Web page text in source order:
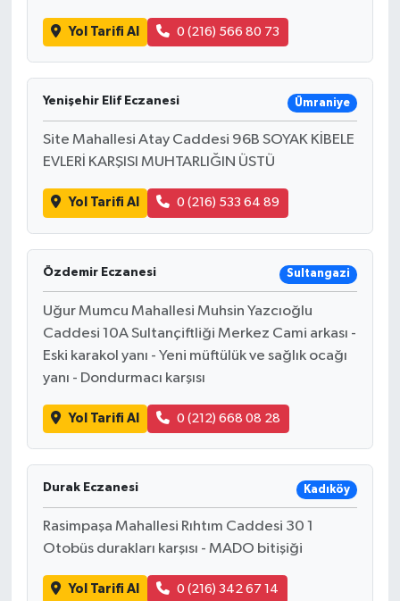
Yol Tarifi Al 0 (216) 566 80 73
Yenişehir Elif Eczanesi Ümraniye
Site Mahallesi Atay Caddesi 96B SOYAK KİBELE
EVLERİ KARŞISI MUHTARLIĞIN ÜSTÜ
Yol Tarifi Al 0 (216) 533 64 89
Özdemir Eczanesi Sultangazi
Uğur Mumcu Mahallesi Muhsin Yazcıoğlu
Caddesi 10A Sultançiftliği Merkez Cami arkası -
Eski karakol yanı - Yeni müftülük ve sağlık ocağı
yanı - Dondurmacı karşısı
Yol Tarifi Al 0 (212) 668 08 28
Durak Eczanesi Kadıköy
Rasimpaşa Mahallesi Rıhtım Caddesi 30 1
Otobüs durakları karşısı - MADO bitişiği
Yol Tarifi Al 0 (216) 342 67 14